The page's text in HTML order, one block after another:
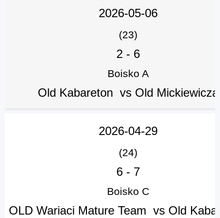
2026-05-06
(23)
2- 6
Boisko A
Old Kabareton vs Old Mickiewicza
2026-04-29
(24)
6- 7
Boisko C
OLD Wariaci Mature Team vs Old